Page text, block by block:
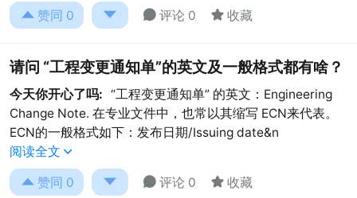
 赞同 0   评论 0  收藏
请问 “工程变更通知单”的英文及一般格式都有啥？
今天你开心了吗: “工程变更通知单” 的英文：Engineering
Change Note. 在专业文件中，也常以其缩写 ECN来代表。
ECN的一般格式如下：发布日期/Issuing date&n
阅读全文 
 赞同 0   评论 0  收藏